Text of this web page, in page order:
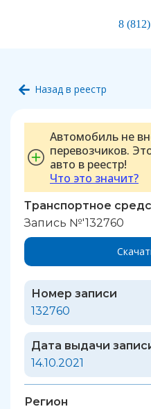
8
Назад в реестр
Автомобиль не
перевозчиков.
авто в реестр!
Что это значит?
Транспортное
Запись №'132760
Номер записи
132760
Дата выдачи
14.10.2021
Регион